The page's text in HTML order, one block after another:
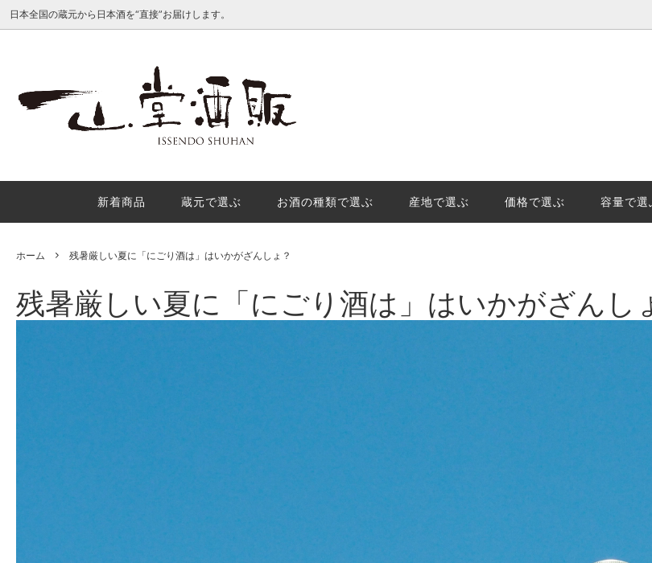
日本全国の蔵元から日本酒を“直接”お届けします。
種類別で選ぶ
日本酒地理的表示（GI日本酒）を徹底解
秋の味覚におすすめの秋酒３選
年末年始の受注及び発送についてのご案
内
新着商品 蔵元で選ぶ お酒の種類で選ぶ 産地で選ぶ 価格で選ぶ 容量で選
ホーム 残暑厳しい夏に「にごり酒は」はいかがざんしょ？
残暑厳しい夏に「にごり酒は」はいかがざんし